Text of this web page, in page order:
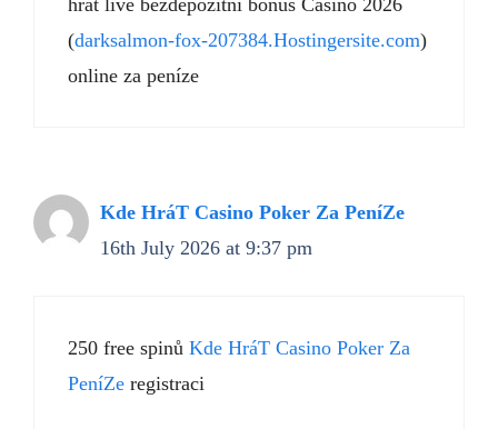
hrát live bezdepozitni bonus Casino 2026
(darksalmon-fox-207384.Hostingersite.com)
online za peníze
Kde HráT Casino Poker Za PeníZe
16th July 2026 at 9:37 pm
250 free spinů Kde HráT Casino Poker Za
PeníZe registraci